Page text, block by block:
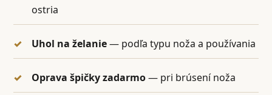
ostria
Uhol na želanie— podľa typu noža a používania
Oprava špičky zadarmo— pri brúsení noža